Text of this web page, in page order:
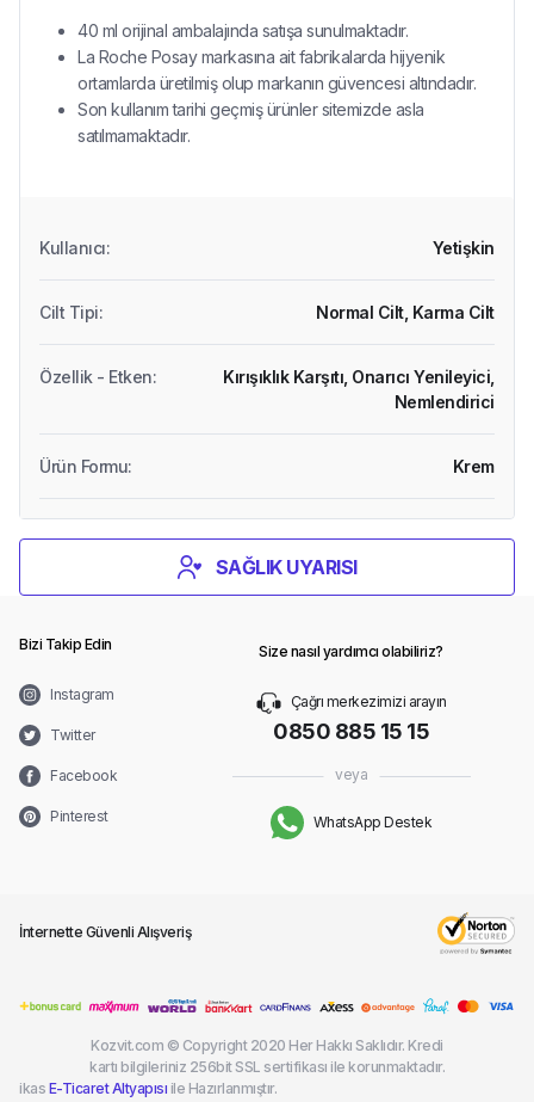
40 ml orijinal ambalajında satışa sunulmaktadır.
La Roche Posay markasına ait fabrikalarda hijyenik
ortamlarda üretilmiş olup markanın güvencesi altındadır.
Son kullanım tarihi geçmiş ürünler sitemizde asla
satılmamaktadır.
Kullanıcı: Yetişkin
Cilt Tipi: Normal Cilt, Karma Cilt
Özellik - Etken: Kırışıklık Karşıtı, Onarıcı Yenileyici,
Nemlendirici
Ürün Formu: Krem
SAĞLIK UYARISI
Bizi Takip Edin
Instagram
Twitter
Facebook
Pinterest
Size nasıl yardımcı olabiliriz?
Çağrı merkezimizi arayın
0850 885 15 15
veya
WhatsApp Destek
İnternette Güvenli Alışveriş
Kozvit.com © Copyright 2020 Her Hakkı Saklıdır. Kredi
kartı bilgileriniz 256bit SSL sertifikası ile korunmaktadır.
ikas E-Ticaret Altyapısı ile Hazırlanmıştır.